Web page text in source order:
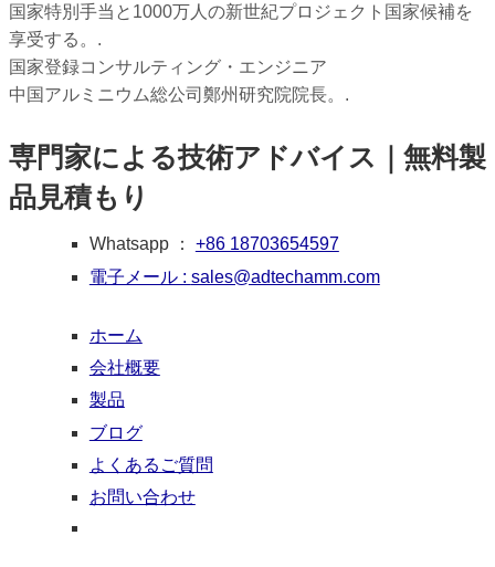
国家特別手当と1000万人の新世紀プロジェクト国家候補を
享受する。.
国家登録コンサルティング・エンジニア
中国アルミニウム総公司鄭州研究院院長。.
専門家による技術アドバイス｜無料製
品見積もり
Whatsapp ： +86 18703654597
電子メール : sales@adtechamm.com
ホーム
会社概要
製品
ブログ
よくあるご質問
お問い合わせ